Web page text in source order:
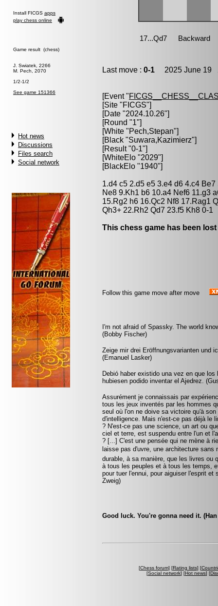
Install FICGS apps
play chess online
Game result (chess)
J. Swiatek, 2266
M. Pech, 2070
1/2-1/2
See game 151366
Hot news
Discussions
Files search
Social network
Last move : 0-1 2025 June 19
[Event "
[Site "FICGS"]
[Date "2024.10.26"]
[Round "1"]
[White "Pech,Stepan"]
[Black "Suwara,Kazimierz"]
[Result "0-1"]
[WhiteElo "2029"]
[BlackElo "1940"]
1.d4 c5 2.d5 e5 3.e4 d6 4.c4
Ne8 9.Kh1 b6 10.a4 Nef6 11.g3
15.Rg2 h6 16.Qc2 Nf8 17.Rag1
Qh3+ 22.Rh2 Qd7 23.f5 Kh8 0-1
This chess game has been
Follow this game move after move
I'm not afraid of Spassky. The world
(Bobby Fischer)
Zeige mir drei Eröffnungsvarianten und
(Emanuel Lasker)
Debió haber existido una vez en que
hubiesen podido inventar el Ajedrez.
Assurément je connaissais par
tous les jeux inventés par les hommes
seul où l'on ne doive sa victoire qu'à
d'intelligence. Mais n'est-ce pas déjà le
? N'est-ce pas une science, un art ou
ciel et terre, est suspendu entre l'un et
? [...] C'est une pensée qui ne mène à
laisse pas d'uvre, une architecture
durable, à sa manière, que les livres ou
à tous les peuples et à tous les temps,
pour tuer l'ennui, pour aiguiser l'esprit
Zweig)
Good luck. You're gonna need it.
[Chess forum] [Rating lists] [
[Social network] [Hot news] [